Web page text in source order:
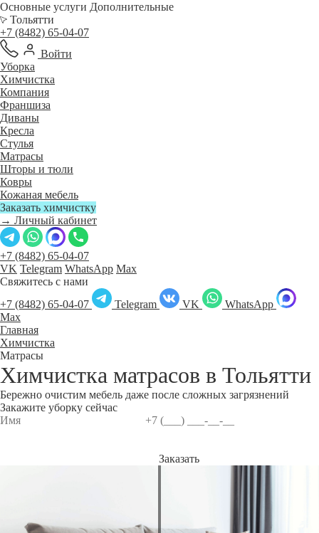
Основные услуги Дополнительные
Тольятти
+7 (8482) 65-04-07
Войти
Уборка
Химчистка
Компания
Франшиза
Диваны
Кресла
Стулья
Матрасы
Шторы и тюли
Ковры
Кожаная мебель
Заказать химчистку
→ Личный кабинет
+7 (8482) 65-04-07
VK Telegram WhatsApp Max
Свяжитесь с нами
+7 (8482) 65-04-07
Telegram VK
WhatsApp
Max
Главная
Химчистка
Матрасы
Химчистка матрасов в Тольятти
Бережно очистим мебель даже после сложных загрязнений
Закажите уборку сейчас
Заказать